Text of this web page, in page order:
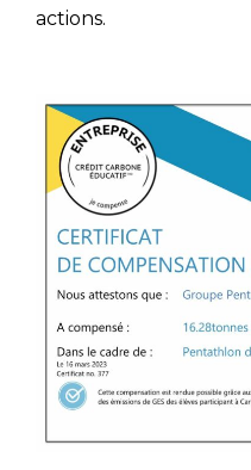
actions.